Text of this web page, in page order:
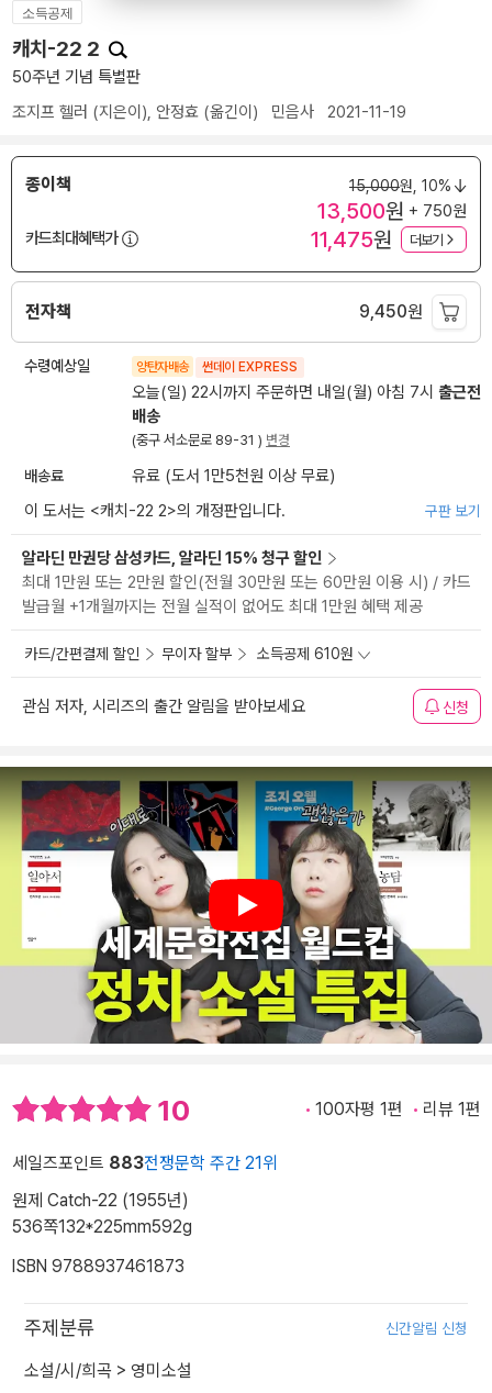
소득공제
캐치-22 2
50주년 기념 특별판
조지프 헬러 (지은이), 안정효 (옮긴이) 민음사 2021-11-19
종이책 15,000원, 10%
13,500원 + 750원
카드최대혜택가
11,475원 더보기
전자책 9,450원
수령예상일 양탄자배송 썬데이 EXPRESS
오늘(일) 22시까지 주문하면 내일(월) 아침 7시 출근전
배송
(중구 서소문로 89-31 ) 변경
배송료
유료 (도서 1만5천원 이상 무료)
이 도서는 <캐치-22 2>의 개정판입니다. 구판 보기
알라딘 만권당 삼성카드, 알라딘 15% 청구 할인
최대 1만원 또는 2만원 할인(전월 30만원 또는 60만원 이용 시) / 카드
발급월 +1개월까지는 전월 실적이 없어도 최대 1만원 혜택 제공
카드/간편결제 할인 무이자 할부 소득공제 610원
관심 저자, 시리즈의 출간 알림을 받아보세요 신청
Play
10 100자평 1편 리뷰 1편
세일즈포인트 883전쟁문학 주간 21위
원제 Catch-22 (1955년)
536쪽132*225mm592g
ISBN 9788937461873
주제분류 신간알림 신청
소설/시/희곡 > 영미소설